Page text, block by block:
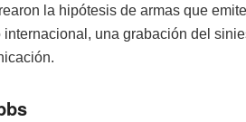
la hipótesis de armas que
una grabación del